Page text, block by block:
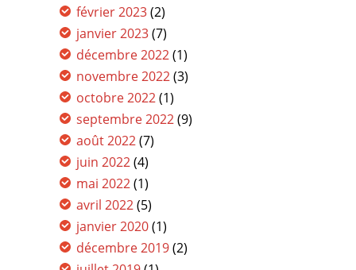
février 2023(2)
janvier 2023(7)
décembre 2022(1)
novembre 2022(3)
octobre 2022(1)
septembre 2022(9)
août 2022(7)
juin 2022(4)
mai 2022(1)
avril 2022(5)
janvier 2020(1)
décembre 2019(2)